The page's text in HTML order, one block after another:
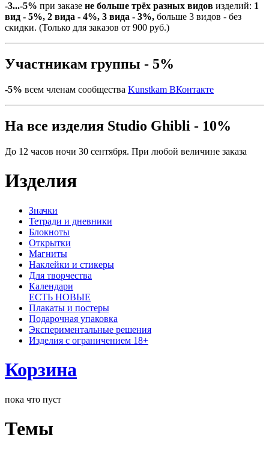
-3...-5% при заказе не больше трёх разных видов изделий: 1
вид - 5%, 2 вида - 4%, 3 вида - 3%, больше 3 видов - без
скидки. (Только для заказов от 900 руб.)
Участникам группы - 5%
-5% всем членам сообщества Kunstkam ВКонтакте
На все изделия Studio Ghibli - 10%
До 12 часов ночи 30 сентября. При любой величине заказа
Изделия
Значки
Тетради и дневники
Блокноты
Открытки
Магниты
Наклейки и стикеры
Для творчества
Календари
ЕСТЬ НОВЫЕ
Плакаты и постеры
Подарочная упаковка
Экспериментальные решения
Изделия с ограничением 18+
Корзина
пока что пуст
Темы